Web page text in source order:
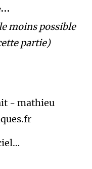
moins possible
partie)